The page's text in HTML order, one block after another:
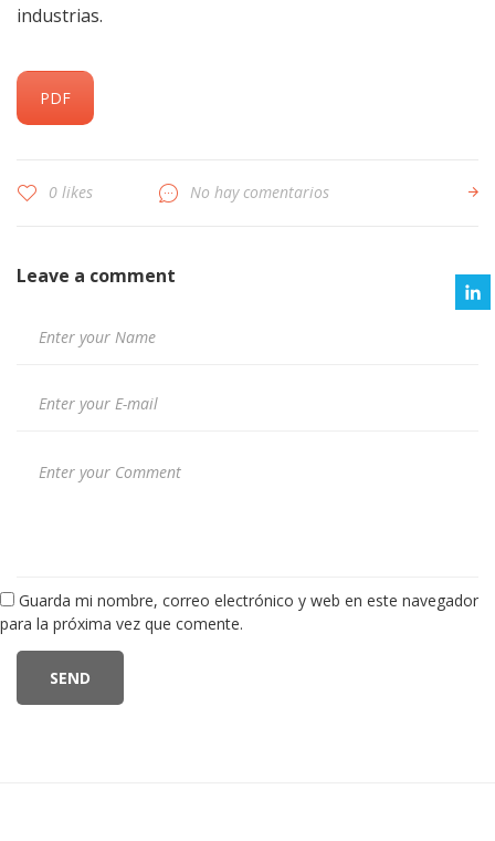
industrias.
PDF
0 likes No hay comentarios
Leave a comment
Guarda mi nombre, correo electrónico y web en este navegador
para la próxima vez que comente.